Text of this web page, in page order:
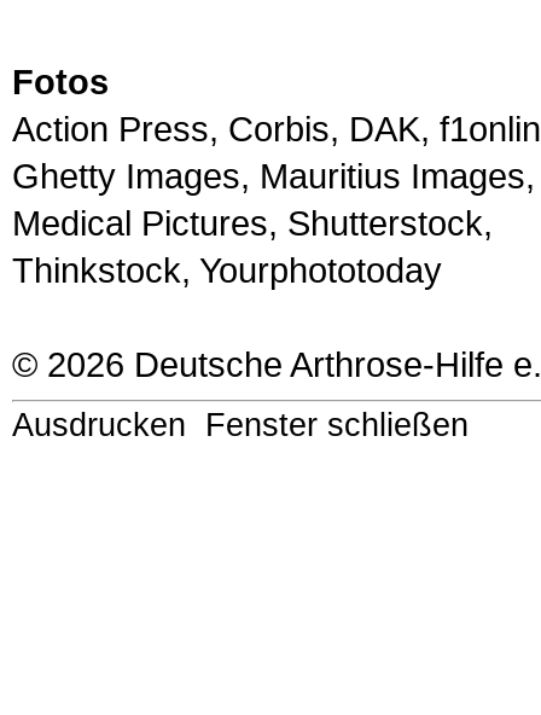
Fotos
Action Press, Corbis, DAK,
Ghetty Images, Mauritius Images,
Medical Pictures, Shutterstock,
Thinkstock, Yourphototoday
© 2026 Deutsche Arthrose-Hilfe
Ausdrucken Fenster schließen